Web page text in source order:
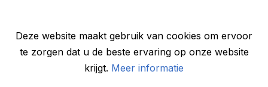
Deze website maakt gebruik van cookies om ervoor
te zorgen dat u de beste ervaring op onze website
krijgt. Meer informatie
mogelijk dat mensen langer in hun vertrouwde
omgeving kunnen blijven wonen en dragen bij aan
doorstroming binnen het dorp.”